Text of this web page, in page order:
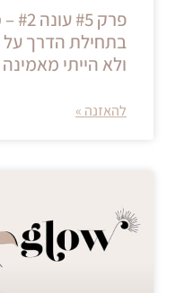
בתחילת הדרך על
ולא הייתי
להאזנה »